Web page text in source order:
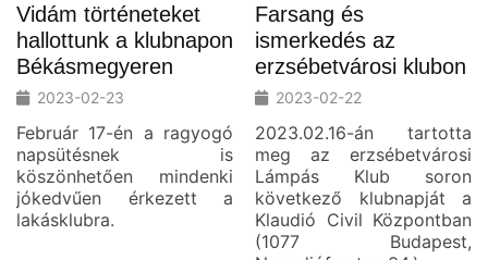
Vidám történeteket
hallottunk a klubnapon
Békásmegyeren
2023-02-23
Február 17-én a ragyogó
napsütésnek is
köszönhetően mindenki
jókedvűen érkezett a
lakásklubra.
Farsang és
ismerkedés az
erzsébetvárosi klubon
2023-02-22
2023.02.16-án tartotta
meg az erzsébetvárosi
Lámpás Klub soron
következő klubnapját a
Klaudió Civil Központban
(1077 Budapest,